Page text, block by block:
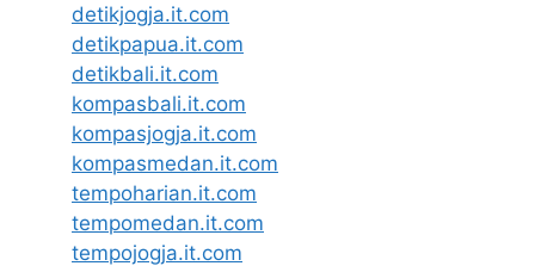
detikjogja.it.com
detikpapua.it.com
detikbali.it.com
kompasbali.it.com
kompasjogja.it.com
kompasmedan.it.com
tempoharian.it.com
tempomedan.it.com
tempojogja.it.com